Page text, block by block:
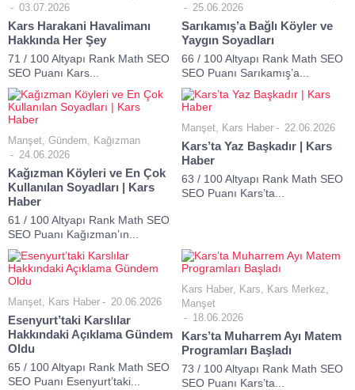
03.07.2026
Kars Harakani Havalimanı
Hakkında Her Şey
71 / 100 Altyapı Rank Math SEO
SEO Puanı Kars...
25.06.2026
Sarıkamış’a Bağlı Köyler ve
Yaygın Soyadları
66 / 100 Altyapı Rank Math SEO
SEO Puanı Sarıkamış’a...
Manşet, Gündem, Kağızman
24.06.2026
Kağızman Köyleri ve En Çok
Kullanılan Soyadları | Kars
Haber
61 / 100 Altyapı Rank Math SEO
SEO Puanı Kağızman’ın...
Manşet, Kars Haber 22.06.2026
Kars’ta Yaz Başkadır | Kars
Haber
63 / 100 Altyapı Rank Math SEO
SEO Puanı Kars’ta...
Manşet, Kars Haber 20.06.2026
Esenyurt’taki Karslılar
Hakkındaki Açıklama Gündem
Oldu
65 / 100 Altyapı Rank Math SEO
SEO Puanı Esenyurt’taki...
Kars Haber, Kars, Kars Merkez,
Manşet
18.06.2026
Kars’ta Muharrem Ayı Matem
Programları Başladı
73 / 100 Altyapı Rank Math SEO
SEO Puanı Kars’ta...